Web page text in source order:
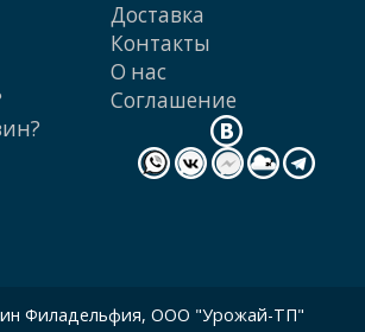
Доставка
Контакты
О нас
Cоглашение
Филадельфия, ООО "Урожай-ТП"